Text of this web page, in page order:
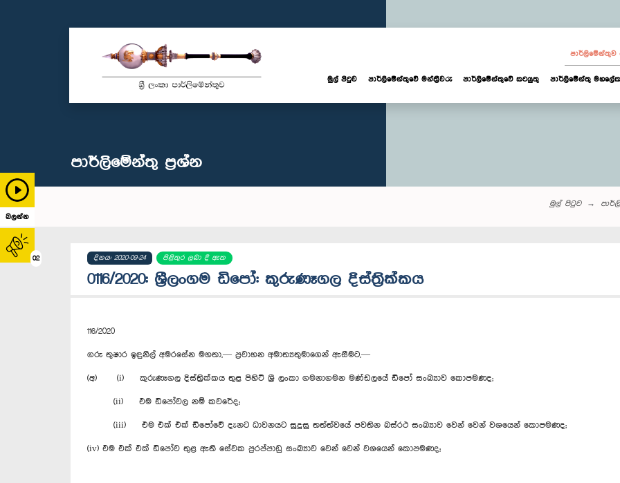
බලන්න
02
පාර්ලි‌මේන්තුව
මුල් පිටුව පාර්ලි‌මේන්තුවේ මන්ත්‍රීවරු පාර්ලිමේන්තුවේ කටයුතු පාර්ලිමේන්තු
පාර්ලි‌මේන්තු‌ ප්‍රශ්න
මුල් පිටුව
දිනය: 2020-09-24 පිළිතුර ලබා දී ඇත
0116/2020: ශ්‍රීලංගම ඩිපෝ: කුරුණෑගල දිස්ත්‍රික්කය
116/2020
ගරු තුෂාර ඉඳුනිල් අමරසේන මහතා,— ප්‍රවාහන අමාත්‍යතුමාගෙන් ඇසීමට,—
(අ) (i) කුරුණෑගල දිස්ත්‍රික්කය තුළ පිහිටි ශ්‍රී ලංකා ගමනාගමන මණ්ඩලයේ ඩිපෝ සංඛ්‍යාව කොපමණද;
(ii) එම ඩිපෝවල නම් කවරේද;
(iii) එම එක් එක් ඩිපෝවේ දැනට ධාවනයට සුදුසු තත්ත්වයේ පවතින බස්රථ සංඛ්‍යාව වෙන් වෙන් වශයෙන් කොපමණද;
(iv) එම එක් එක් ඩිපෝව තුළ ඇති සේවක පුරප්පාඩු සංඛ්‍යාව වෙන් වෙන් වශයෙන් කොපමණද;